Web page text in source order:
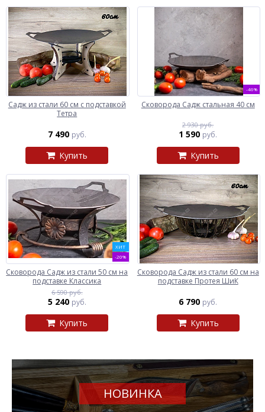
Садж из стали 60 см с подставкой
Тетра
7 490 руб.
Купить
-46%
Сковорода Садж стальная 40 см
2 930 руб.
1 590 руб.
Купить
ХИТ
-20%
Сковорода Садж из стали 50 см на
подставке Классика
6 590 руб.
5 240 руб.
Купить
Сковорода Садж из стали 60 см на
подставке Протея ШиК
6 790 руб.
Купить
НОВИНКА